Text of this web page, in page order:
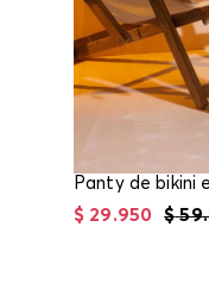
$ 59.
$ 29.950